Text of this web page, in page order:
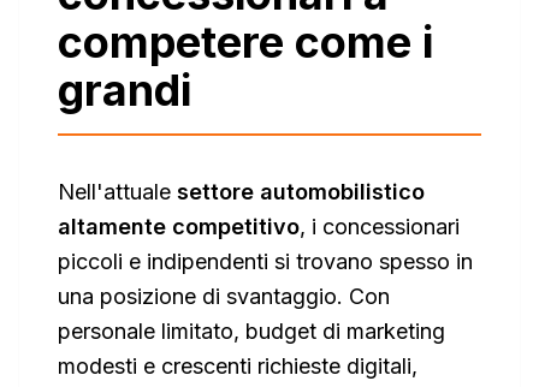
competere come i
grandi
Nell'attuale settore automobilistico
altamente competitivo, i concessionari
piccoli e indipendenti si trovano spesso in
una posizione di svantaggio. Con
personale limitato, budget di marketing
modesti e crescenti richieste digitali,